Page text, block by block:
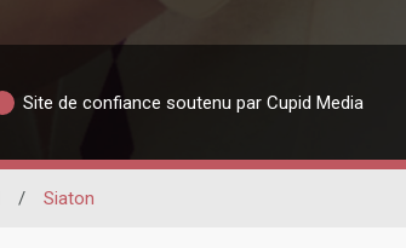
Site de confiance soutenu par Cupid Media
/ Siaton